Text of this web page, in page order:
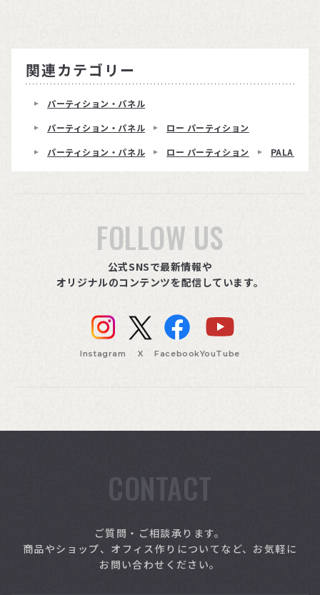
関連カテゴリー
パーティション・パネル
パーティション・パネル
ロー パーティション
パーティション・パネル
ロー パーティション PALASSO
FOLLOW US
公式SNSで最新情報や
オリジナルのコンテンツを配信しています。
Instagram X FacebookYouTube
CONTACT
ご質問・ご相談承ります。
商品やショップ、オフィス作りについてなど、お気軽に
お問い合わせください。